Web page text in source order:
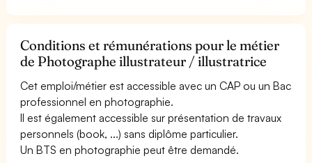
Conditions et rémunérations pour le métier
de Photographe illustrateur / illustratrice
Cet emploi/métier est accessible avec un CAP ou un Bac
professionnel en photographie.
Il est également accessible sur présentation de travaux
personnels (book, ...) sans diplôme particulier.
Un BTS en photographie peut être demandé.